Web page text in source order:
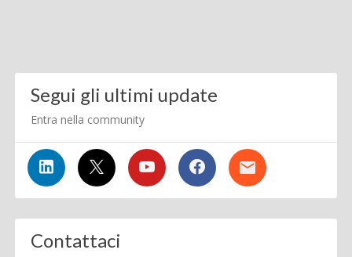
Segui gli ultimi update
Entra nella community
Contattaci